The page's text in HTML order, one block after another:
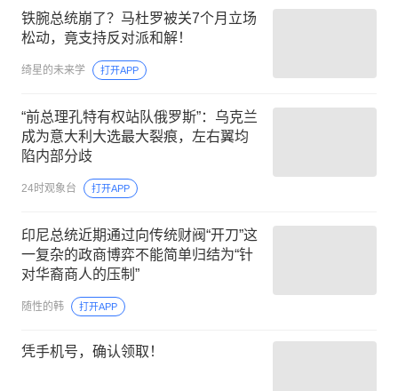
铁腕总统崩了？马杜罗被关7个月立场
松动，竟支持反对派和解！
绮星的未来学 打开APP
“前总理孔特有权站队俄罗斯”：乌克兰
成为意大利大选最大裂痕，左右翼均
陷内部分歧
24时观象台 打开APP
印尼总统近期通过向传统财阀“开刀”这
一复杂的政商博弈不能简单归结为“针
对华裔商人的压制”
随性的韩 打开APP
凭手机号，确认领取！